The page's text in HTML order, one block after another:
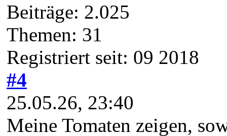
Beiträge: 2.025
Themen: 31
Registriert seit: 09 2018
#4
25.05.26, 23:40
Meine Tomaten zeigen,